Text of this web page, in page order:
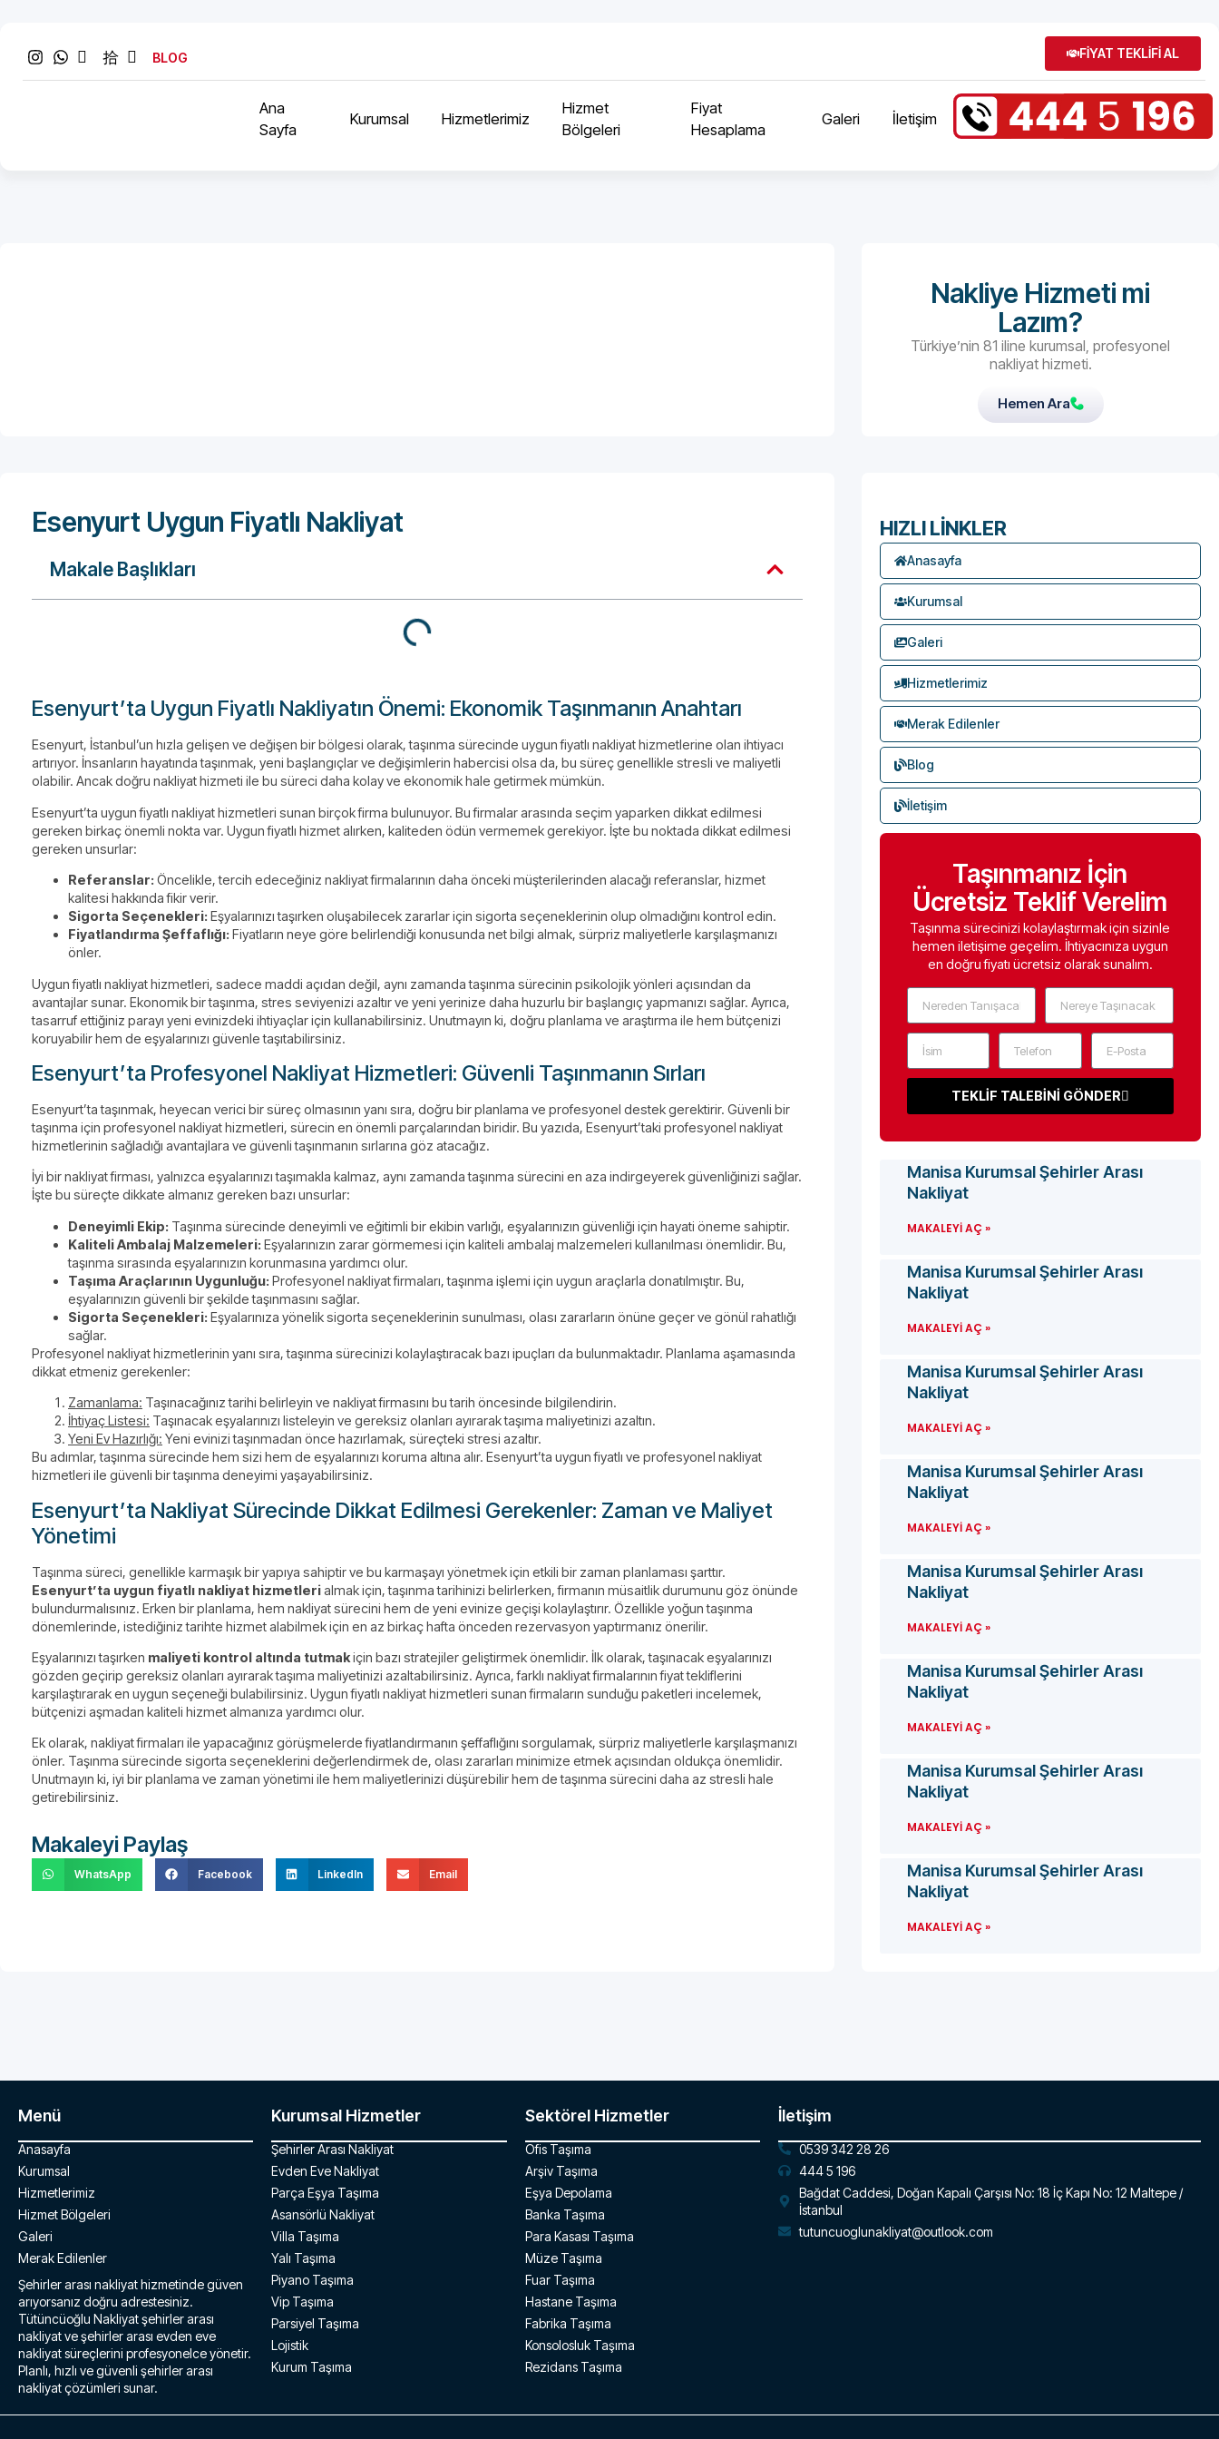
BLOG FİYAT TEKLİFİ AL
Ana
Sayfa
Kurumsal Hizmetlerimiz
Hizmet
Bölgeleri
Fiyat
Hesaplama
Galeri İletişim
Nakliye Hizmeti mi
Lazım?
Türkiye’nin 81 iline kurumsal, profesyonel
nakliyat hizmeti.
Hemen Ara
Esenyurt Uygun Fiyatlı Nakliyat
Makale Başlıkları
Esenyurt’ta Uygun Fiyatlı Nakliyatın Önemi: Ekonomik Taşınmanın Anahtarı
Esenyurt, İstanbul’un hızla gelişen ve değişen bir bölgesi olarak, taşınma sürecinde uygun fiyatlı nakliyat hizmetlerine olan ihtiyacı
artırıyor. İnsanların hayatında taşınmak, yeni başlangıçlar ve değişimlerin habercisi olsa da, bu süreç genellikle stresli ve maliyetli
olabilir. Ancak doğru nakliyat hizmeti ile bu süreci daha kolay ve ekonomik hale getirmek mümkün.
Esenyurt’ta uygun fiyatlı nakliyat hizmetleri sunan birçok firma bulunuyor. Bu firmalar arasında seçim yaparken dikkat edilmesi
gereken birkaç önemli nokta var. Uygun fiyatlı hizmet alırken, kaliteden ödün vermemek gerekiyor. İşte bu noktada dikkat edilmesi
gereken unsurlar:
Referanslar: Öncelikle, tercih edeceğiniz nakliyat firmalarının daha önceki müşterilerinden alacağı referanslar, hizmet
kalitesi hakkında fikir verir.
Sigorta Seçenekleri: Eşyalarınızı taşırken oluşabilecek zararlar için sigorta seçeneklerinin olup olmadığını kontrol edin.
Fiyatlandırma Şeffaflığı: Fiyatların neye göre belirlendiği konusunda net bilgi almak, sürpriz maliyetlerle karşılaşmanızı
önler.
Uygun fiyatlı nakliyat hizmetleri, sadece maddi açıdan değil, aynı zamanda taşınma sürecinin psikolojik yönleri açısından da
avantajlar sunar. Ekonomik bir taşınma, stres seviyenizi azaltır ve yeni yerinize daha huzurlu bir başlangıç yapmanızı sağlar. Ayrıca,
tasarruf ettiğiniz parayı yeni evinizdeki ihtiyaçlar için kullanabilirsiniz. Unutmayın ki, doğru planlama ve araştırma ile hem bütçenizi
koruyabilir hem de eşyalarınızı güvenle taşıtabilirsiniz.
Esenyurt’ta Profesyonel Nakliyat Hizmetleri: Güvenli Taşınmanın Sırları
Esenyurt’ta taşınmak, heyecan verici bir süreç olmasının yanı sıra, doğru bir planlama ve profesyonel destek gerektirir. Güvenli bir
taşınma için profesyonel nakliyat hizmetleri, sürecin en önemli parçalarından biridir. Bu yazıda, Esenyurt’taki profesyonel nakliyat
hizmetlerinin sağladığı avantajlara ve güvenli taşınmanın sırlarına göz atacağız.
İyi bir nakliyat firması, yalnızca eşyalarınızı taşımakla kalmaz, aynı zamanda taşınma sürecini en aza indirgeyerek güvenliğinizi sağlar.
İşte bu süreçte dikkate almanız gereken bazı unsurlar:
Deneyimli Ekip: Taşınma sürecinde deneyimli ve eğitimli bir ekibin varlığı, eşyalarınızın güvenliği için hayati öneme sahiptir.
Kaliteli Ambalaj Malzemeleri: Eşyalarınızın zarar görmemesi için kaliteli ambalaj malzemeleri kullanılması önemlidir. Bu,
taşınma sırasında eşyalarınızın korunmasına yardımcı olur.
Taşıma Araçlarının Uygunluğu: Profesyonel nakliyat firmaları, taşınma işlemi için uygun araçlarla donatılmıştır. Bu,
eşyalarınızın güvenli bir şekilde taşınmasını sağlar.
Sigorta Seçenekleri: Eşyalarınıza yönelik sigorta seçeneklerinin sunulması, olası zararların önüne geçer ve gönül rahatlığı
sağlar.
Profesyonel nakliyat hizmetlerinin yanı sıra, taşınma sürecinizi kolaylaştıracak bazı ipuçları da bulunmaktadır. Planlama aşamasında
dikkat etmeniz gerekenler:
Zamanlama: Taşınacağınız tarihi belirleyin ve nakliyat firmasını bu tarih öncesinde bilgilendirin.
İhtiyaç Listesi: Taşınacak eşyalarınızı listeleyin ve gereksiz olanları ayırarak taşıma maliyetinizi azaltın.
Yeni Ev Hazırlığı: Yeni evinizi taşınmadan önce hazırlamak, süreçteki stresi azaltır.
Bu adımlar, taşınma sürecinde hem sizi hem de eşyalarınızı koruma altına alır. Esenyurt’ta uygun fiyatlı ve profesyonel nakliyat
hizmetleri ile güvenli bir taşınma deneyimi yaşayabilirsiniz.
Esenyurt’ta Nakliyat Sürecinde Dikkat Edilmesi Gerekenler: Zaman ve Maliyet
Yönetimi
Taşınma süreci, genellikle karmaşık bir yapıya sahiptir ve bu karmaşayı yönetmek için etkili bir zaman planlaması şarttır.
Esenyurt’ta uygun fiyatlı nakliyat hizmetlerialmak için, taşınma tarihinizi belirlerken, firmanın müsaitlik durumunu göz önünde
bulundurmalısınız. Erken bir planlama, hem nakliyat sürecini hem de yeni evinize geçişi kolaylaştırır. Özellikle yoğun taşınma
dönemlerinde, istediğiniz tarihte hizmet alabilmek için en az birkaç hafta önceden rezervasyon yaptırmanız önerilir.
Eşyalarınızı taşırken maliyeti kontrol altında tutmakiçin bazı stratejiler geliştirmek önemlidir. İlk olarak, taşınacak eşyalarınızı
gözden geçirip gereksiz olanları ayırarak taşıma maliyetinizi azaltabilirsiniz. Ayrıca, farklı nakliyat firmalarının fiyat tekliflerini
karşılaştırarak en uygun seçeneği bulabilirsiniz. Uygun fiyatlı nakliyat hizmetleri sunan firmaların sunduğu paketleri incelemek,
bütçenizi aşmadan kaliteli hizmet almanıza yardımcı olur.
Ek olarak, nakliyat firmaları ile yapacağınız görüşmelerde fiyatlandırmanın şeffaflığını sorgulamak, sürpriz maliyetlerle karşılaşmanızı
önler. Taşınma sürecinde sigorta seçeneklerini değerlendirmek de, olası zararları minimize etmek açısından oldukça önemlidir.
Unutmayın ki, iyi bir planlama ve zaman yönetimi ile hem maliyetlerinizi düşürebilir hem de taşınma sürecini daha az stresli hale
getirebilirsiniz.
Makaleyi Paylaş
WhatsApp Facebook LinkedIn Email
HIZLI LİNKLER
Anasayfa
Kurumsal
Galeri
Hizmetlerimiz
Merak Edilenler
Blog
İletişim
Taşınmanız İçin
Ücretsiz Teklif Verelim
Taşınma sürecinizi kolaylaştırmak için sizinle
hemen iletişime geçelim. İhtiyacınıza uygun
en doğru fiyatı ücretsiz olarak sunalım.
TEKLİF TALEBİNİ GÖNDER
Manisa Kurumsal Şehirler Arası
Nakliyat
MAKALEYI AÇ »
Manisa Kurumsal Şehirler Arası
Nakliyat
MAKALEYI AÇ »
Manisa Kurumsal Şehirler Arası
Nakliyat
MAKALEYI AÇ »
Manisa Kurumsal Şehirler Arası
Nakliyat
MAKALEYI AÇ »
Manisa Kurumsal Şehirler Arası
Nakliyat
MAKALEYI AÇ »
Manisa Kurumsal Şehirler Arası
Nakliyat
MAKALEYI AÇ »
Manisa Kurumsal Şehirler Arası
Nakliyat
MAKALEYI AÇ »
Manisa Kurumsal Şehirler Arası
Nakliyat
MAKALEYI AÇ »
Menü
Anasayfa
Kurumsal
Hizmetlerimiz
Hizmet Bölgeleri
Galeri
Merak Edilenler
Şehirler arası nakliyat hizmetinde güven
arıyorsanız doğru adrestesiniz.
Tütüncüoğlu Nakliyat şehirler arası
nakliyat ve şehirler arası evden eve
nakliyat süreçlerini profesyonelce yönetir.
Planlı, hızlı ve güvenli şehirler arası
nakliyat çözümleri sunar.
Kurumsal Hizmetler
Şehirler Arası Nakliyat
Evden Eve Nakliyat
Parça Eşya Taşıma
Asansörlü Nakliyat
Villa Taşıma
Yalı Taşıma
Piyano Taşıma
Vip Taşıma
Parsiyel Taşıma
Lojistik
Kurum Taşıma
Sektörel Hizmetler
Ofis Taşıma
Arşiv Taşıma
Eşya Depolama
Banka Taşıma
Para Kasası Taşıma
Müze Taşıma
Fuar Taşıma
Hastane Taşıma
Fabrika Taşıma
Konsolosluk Taşıma
Rezidans Taşıma
İletişim
0539 342 28 26
444 5 196
Bağdat Caddesi, Doğan Kapalı Çarşısı No: 18 İç Kapı No: 12 Maltepe /
İstanbul
tutuncuoglunakliyat@outlook.com